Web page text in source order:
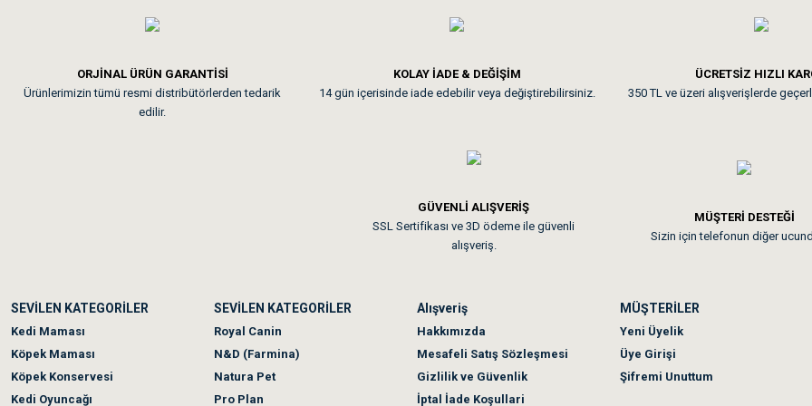
Kedilerim beğeniyorlar. Memnunuz. Uygun fiyatta olması iyi.
Akşam verdiğim sipariş bir sonraki gün elime ulaştı. Jack russell köpeğim severek yedi. Tüy
ORJİNAL ÜRÜN GARANTİSİ
Ürünlerimizin tümü resmi distribütörlerden tedarik
edilir.
KOLAY İADE & DEĞİŞİM
14 gün içerisinde iade edebilir veya değiştirebilirsiniz.
ÜCRETSİZ HIZLI
350 TL ve üzeri alışverişlerde
GÜVENLİ ALIŞVERİŞ
SSL Sertifikası ve 3D ödeme ile güvenli
alışveriş.
MÜŞTERİ DESTEĞİ
Sizin için telefonun diğer
SEVİLEN KATEGORİLER
Kedi Maması
Köpek Maması
Köpek Konservesi
Kedi Oyuncağı
SEVİLEN KATEGORİLER
Royal Canin
N&D (Farmina)
Natura Pet
Pro Plan
Alışveriş
Hakkımızda
Mesafeli Satış Sözleşmesi
Gizlilik ve Güvenlik
İptal İade Koşullari
MÜŞTERİLER
Yeni Üyelik
Üye Girişi
Şifremi Unuttum